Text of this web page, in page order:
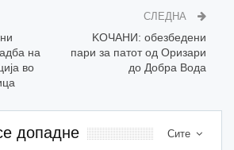
на
во
СЛЕДНА
KOЧАНИ: обезбедени
пари за патот од Оризари
до Добра Вода
Сите
допадне